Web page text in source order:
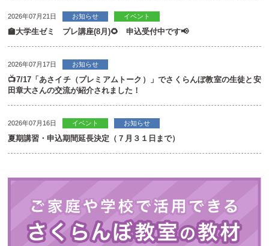
2026年07月21日 お知らせ イベント
🏫大学生ゼミ プレ講座(8月)🌻 申込受付中です📢
2026年07月17日 お知らせ
📺7/17「あさイチ（プレミアムトーク）」でさくらんぼ教室の生徒と安
田章大さんの交流が紹介されました！
2026年07月16日 イベント お知らせ
夏期講習・申込期間延長決定（７月３１日まで）